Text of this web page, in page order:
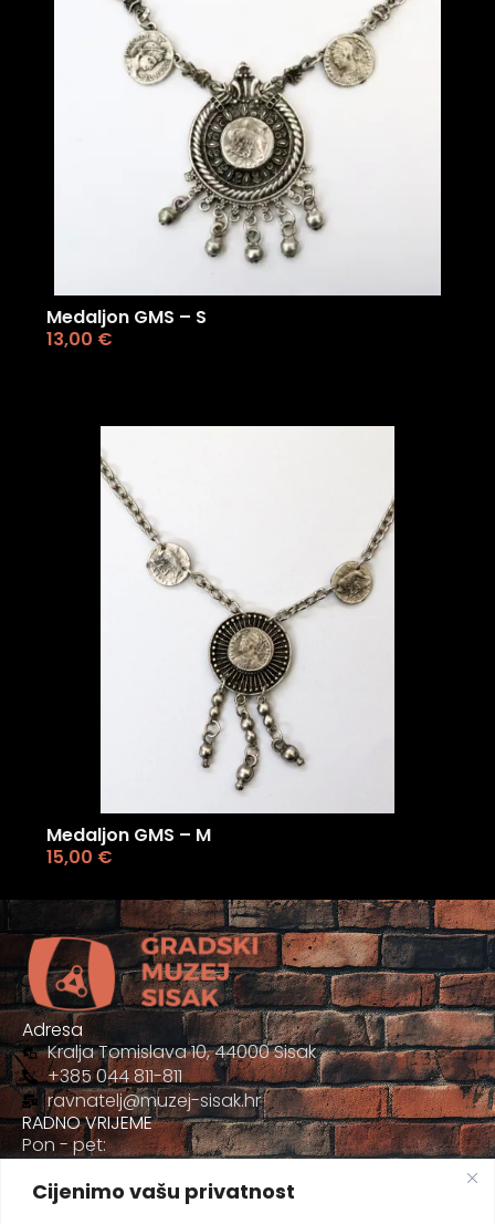
Cijenimo vašu privatnost
Medaljon GMS – S
13,00 €
Medaljon GMS – M
15,00 €
Adresa
Kralja Tomislava 10, 44000 Sisak
+385 044 811-811
ravnatelj@muzej-sisak.hr
RADNO VRIJEME
Pon - pet:
Sub